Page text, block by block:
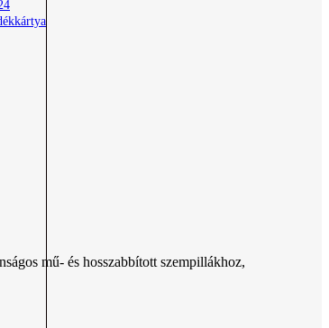
mű- és hosszabbított szempillákhoz,